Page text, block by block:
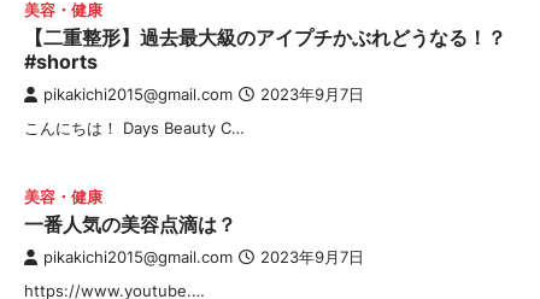
美容・健康
【二重整形】過去最大級のアイプチかぶれどうなる！？
#shorts
pikakichi2015@gmail.com 2023年9月7日
こんにちは！ Days Beauty C…
美容・健康
一番人気の美容点滴は？
pikakichi2015@gmail.com 2023年9月7日
https://www.youtube.…